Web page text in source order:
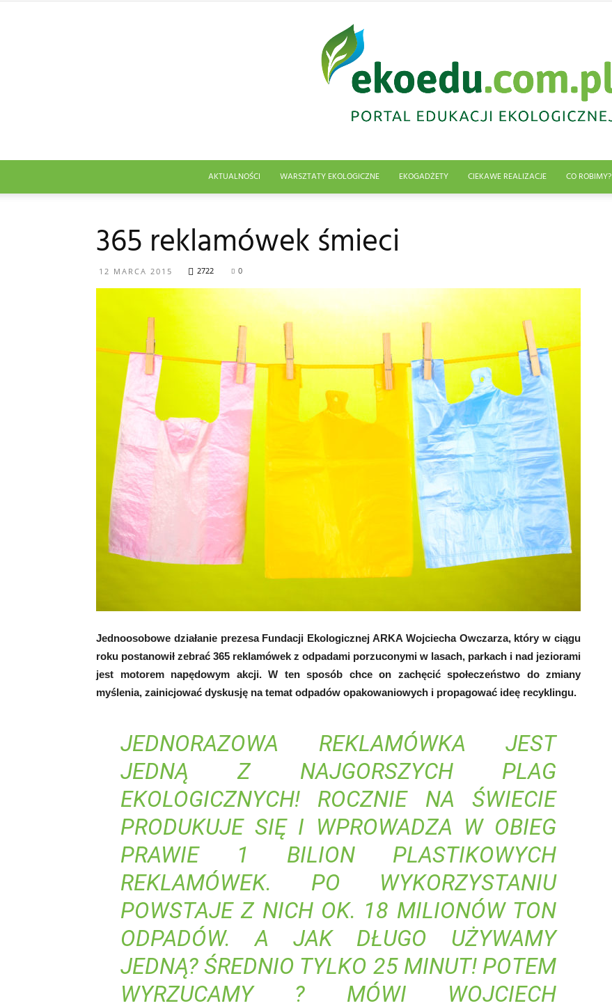
Abrys
AKTUALNOŚCI WARSZTATY EKOLOGICZNE EKOGADŻETY CIEKAWE REALIZACJE CO ROBIMY?
365 reklamówek śmieci
12 MARCA 2015 2722 0
Jednoosobowe działanie prezesa Fundacji Ekologicznej ARKA Wojciecha Owczarza, który w ciągu
roku postanowił zebrać 365 reklamówek z odpadami porzuconymi w lasach, parkach i nad jeziorami
jest motorem napędowym akcji. W ten sposób chce on zachęcić społeczeństwo do zmiany
myślenia, zainicjować dyskusję na temat odpadów opakowaniowych i propagować ideę recyklingu.
JEDNORAZOWA REKLAMÓWKA JEST
JEDNĄ Z NAJGORSZYCH PLAG
EKOLOGICZNYCH! ROCZNIE NA ŚWIECIE
PRODUKUJE SIĘ I WPROWADZA W OBIEG
PRAWIE 1 BILION PLASTIKOWYCH
REKLAMÓWEK. PO WYKORZYSTANIU
POWSTAJE Z NICH OK. 18 MILIONÓW TON
ODPADÓW. A JAK DŁUGO UŻYWAMY
JEDNĄ? ŚREDNIO TYLKO 25 MINUT! POTEM
WYRZUCAMY ? MÓWI WOJCIECH